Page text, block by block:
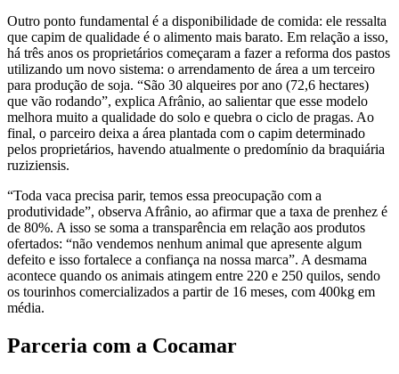
Outro ponto fundamental é a disponibilidade de comida: ele ressalta
que capim de qualidade é o alimento mais barato. Em relação a isso,
há três anos os proprietários começaram a fazer a reforma dos pastos
utilizando um novo sistema: o arrendamento de área a um terceiro
para produção de soja. “São 30 alqueires por ano (72,6 hectares)
que vão rodando”, explica Afrânio, ao salientar que esse modelo
melhora muito a qualidade do solo e quebra o ciclo de pragas. Ao
final, o parceiro deixa a área plantada com o capim determinado
pelos proprietários, havendo atualmente o predomínio da braquiária
ruziziensis.
“Toda vaca precisa parir, temos essa preocupação com a
produtividade”, observa Afrânio, ao afirmar que a taxa de prenhez é
de 80%. A isso se soma a transparência em relação aos produtos
ofertados: “não vendemos nenhum animal que apresente algum
defeito e isso fortalece a confiança na nossa marca”. A desmama
acontece quando os animais atingem entre 220 e 250 quilos, sendo
os tourinhos comercializados a partir de 16 meses, com 400kg em
média.
Parceria com a Cocamar